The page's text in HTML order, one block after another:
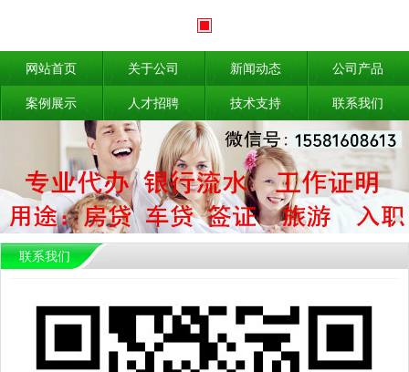
网站首页 关于公司 新闻动态 公司产品
案例展示 人才招聘 技术支持 联系我们
联系我们